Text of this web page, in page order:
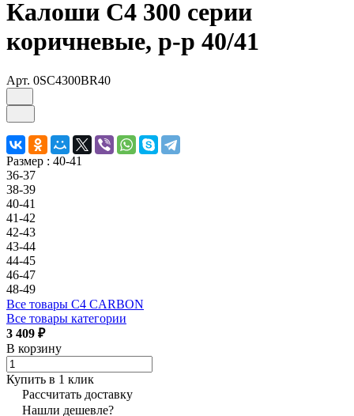
Калоши C4 300 серии
коричневые, р-р 40/41
Арт. 0SC4300BR40
Размер : 40-41
36-37
38-39
40-41
41-42
42-43
43-44
44-45
46-47
48-49
Все товары C4 CARBON
Все товары категории
3 409 ₽
В корзину
Купить в 1 клик
Рассчитать доставку
Нашли дешевле?